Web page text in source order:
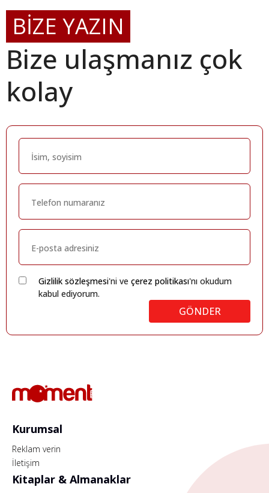
BİZE YAZIN
Bize ulaşmanız çok
kolay
Gizlilik sözleşmesi'ni ve çerez politikası'nı okudum
kabul ediyorum.
GÖNDER
Kurumsal
Reklam verin
İletişim
Kitaplar & Almanaklar